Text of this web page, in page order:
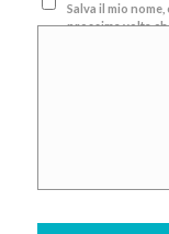
Salva il mio
prossima volta